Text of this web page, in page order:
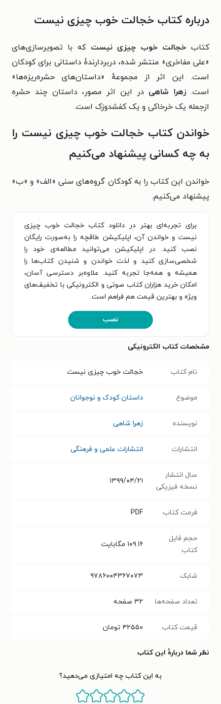
درباره کتاب خجالت خوب چیزی نیست
کتاب خجالت خوب چیزی نیست که با تصویرسازی‌های
«علی مفاخری» منتشر شده، دربردارندهٔ داستانی برای کودکان
است. این اثر از مجموعهٔ «داستان‌های حشره‌ریزه‌ها»
است. زهرا شاهی در این اثر مصور، داستان چند حشره
ازجمله یک خرخاکی و یک کفشدوزک است.
خواندن کتاب خجالت خوب چیزی نیست را
به چه کسانی پیشنهاد می‌کنیم
خواندن این کتاب را به کودکان گروه‌های سنی «الف» و «ب»
پیشنهاد می‌کنیم.
برای تجربه‌ای بهتر در دانلود کتاب خجالت خوب چیزی
نیست و خواندن آن، اپلیکیشن طاقچه را به‌صورت رایگان
نصب کنید. در اپلیکیشن می‌توانید مطالعه‌ی خود را
شخصی‌سازی کنید و لذت خواندن و شنیدن کتاب‌ها را
همیشه و همه‌جا تجربه کنید. علاوه‌بر دسترسی آسان،
امکان خرید هزاران کتاب صوتی و الکترونیکی با تخفیف‌های
ویژه و بهترین قیمت هم فراهم است.
نصب
مشخصات کتاب الکترونیکی
نام کتاب خجالت خوب چیزی نیست
موضوع داستان کودک و نوجوانان
نویسنده زهرا شاهی
انتشارات انتشارات علمی و فرهنگی
سال انتشار
نسخه فیزیکی
۱۳۹۹/۰۴/۲۱
فرمت کتاب PDF
حجم فایل
کتاب
۱۰۹.۱۶ مگابایت
شابک ۹۷۸۶۰۰۴۳۶۷۰۷۳
تعداد صفحه‌ها ۳۲ صفحه
قیمت کتاب ۴۲۵۵۰ تومان
نظر شما دربارهٔ این کتاب
به این کتاب چه امتیازی می‌دهید؟